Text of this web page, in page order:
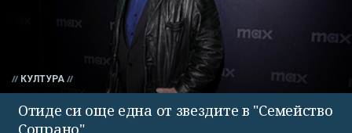
КУЛТУРА
Отиде си още една от звездите в "Семейство